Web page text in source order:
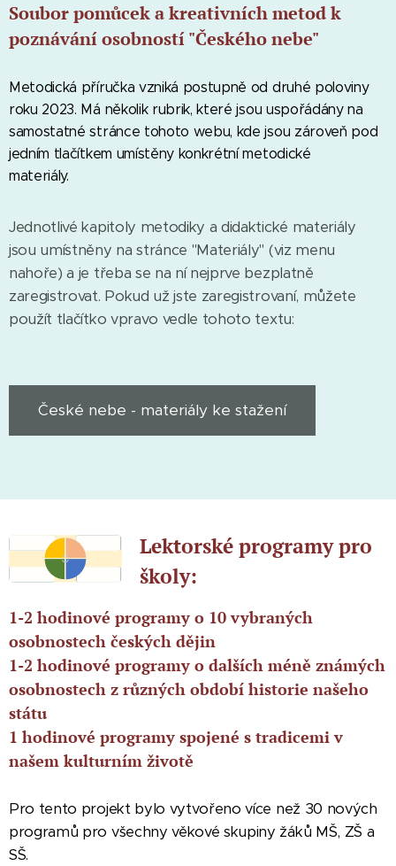
Soubor pomůcek a kreativních metod k
poznávání osobností "Českého nebe"
Metodická příručka vzniká postupně od druhé poloviny
roku 2023. Má několik rubrik, které jsou uspořádány na
samostatné stránce tohoto webu, kde jsou zároveň pod
jedním tlačítkem umístěny konkrétní metodické
materiály.
Jednotlivé kapitoly metodiky a didaktické materiály
jsou umístněny na stránce "Materiály" (viz menu
nahoře) a je třeba se na ní nejprve bezplatně
zaregistrovat. Pokud už jste zaregistrovaní, můžete
použít tlačítko vpravo vedle tohoto textu:
České nebe - materiály ke stažení
Lektorské programy pro
školy:
1-2 hodinové programy o 10 vybraných
osobnostech českých dějin
1-2 hodinové programy o dalších méně známých
osobnostech z různých období historie našeho
státu
1 hodinové programy spojené s tradicemi v
našem kulturním životě
Pro tento projekt bylo vytvořeno více než 30 nových
programů pro všechny věkové skupiny žáků MŠ, ZŠ a
SŠ.